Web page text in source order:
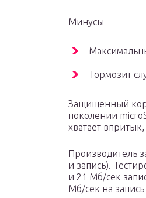
Минусы
Тормозит
Защищенный
поколении
хватает
Производитель
и запись).
и 21 Мб/сек
Мб/сек на